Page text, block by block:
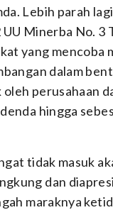
Lebih parah
Minerba No. 3
yang mencoba
dalam
perusahaan
hingga
tidak masuk
dan
maraknya